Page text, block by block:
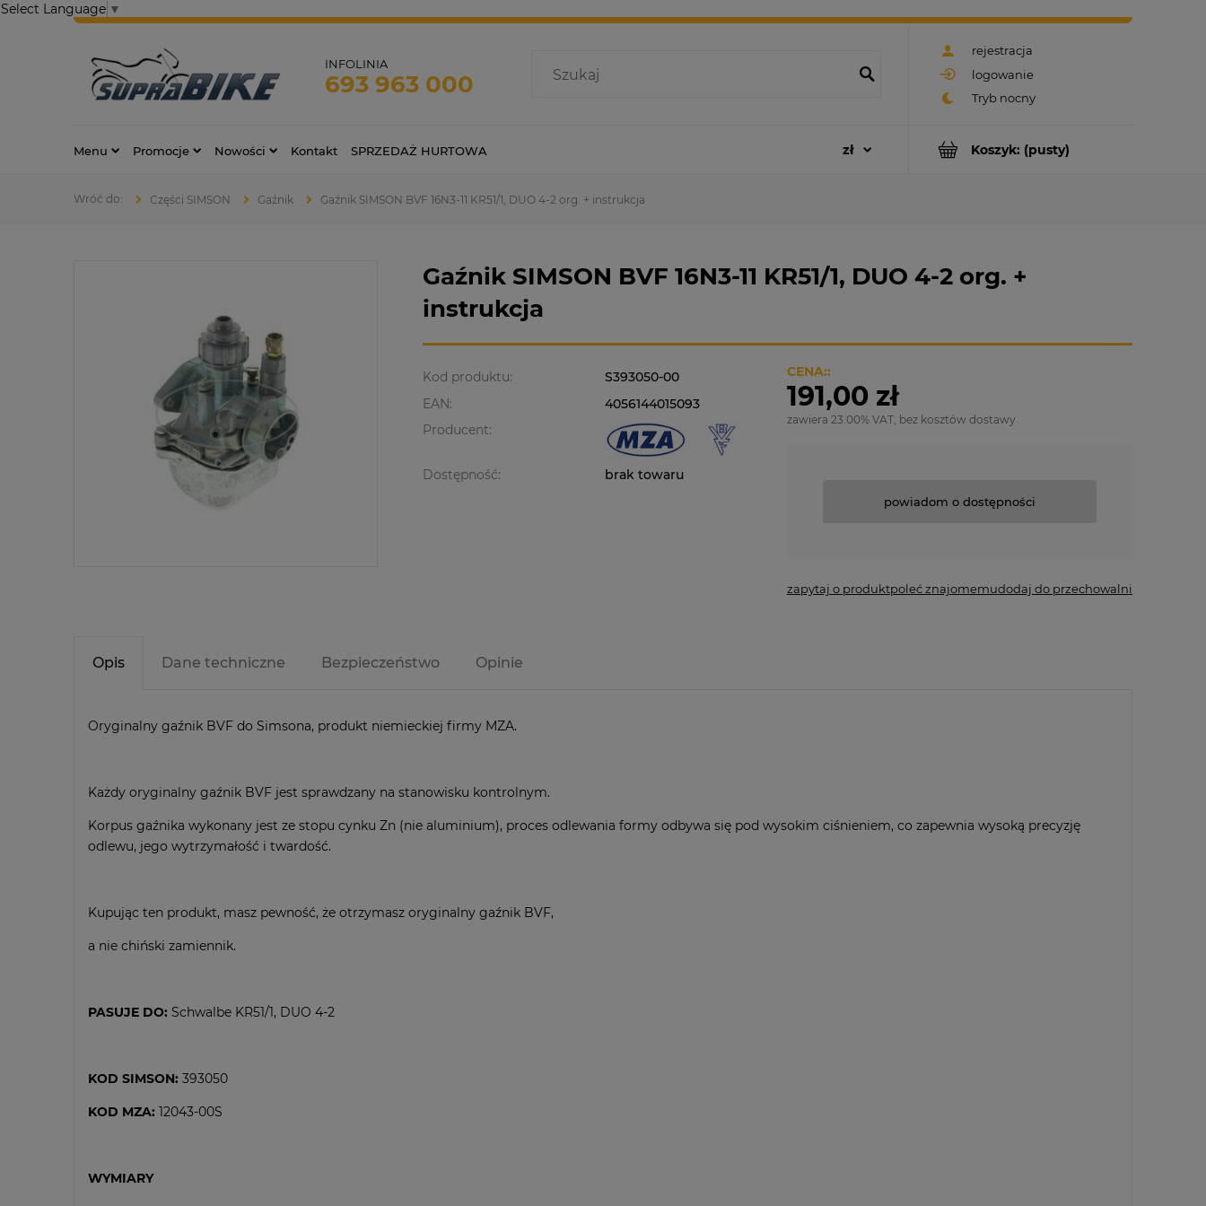
Select Language ▼
rejestracja
logowanie
INFOLINIA
693 963 000
Koszyk: (pusty)
Menu Promocje Nowości Kontakt SPRZEDAŻ HURTOWA
Części SIMSON Gaźnik Gaźnik SIMSON BVF 16N3-11 KR51/1, DUO 4-2 org. + instrukcja
Gaźnik SIMSON BVF 16N3-11 KR51/1, DUO 4-2 org. +
instrukcja
Kod produktu:
S393050-00
EAN:
4056144015093
Producent:
Dostępność: brak towaru
CENA::
191,00 zł
zawiera 23.00% VAT, bez kosztów dostawy
powiadom o dostępności
zapytaj o produktpoleć znajomemudodaj do przechowalni
Opis Dane techniczne Bezpieczeństwo Opinie
Oryginalny gaźnik BVF do Simsona, produkt niemieckiej firmy MZA.
Każdy oryginalny gaźnik BVF jest sprawdzany na stanowisku kontrolnym.
Korpus gaźnika wykonany jest ze stopu cynku Zn (nie aluminium), proces odlewania formy odbywa się pod wysokim ciśnieniem, co zapewnia wysoką precyzję
odlewu, jego wytrzymałość i twardość.
Kupując ten produkt, masz pewność, że otrzymasz oryginalny gaźnik BVF,
a nie chiński zamiennik.
PASUJE DO: Schwalbe KR51/1, DUO 4-2
KOD SIMSON: 393050
KOD MZA: 12043-00S
WYMIARY